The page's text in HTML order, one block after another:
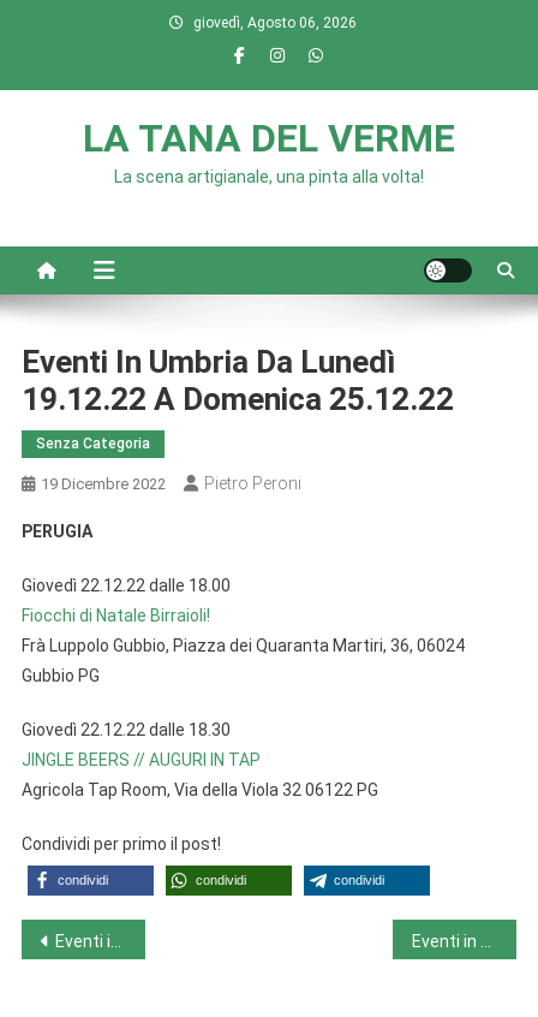
giovedì, Agosto 06, 2026
LA TANA DEL VERME
La scena artigianale, una pinta alla volta!
Eventi In Umbria Da Lunedì
19.12.22 A Domenica 25.12.22
Senza Categoria
19 Dicembre 2022 Pietro Peroni
PERUGIA
Giovedì 22.12.22 dalle 18.00
Fiocchi di Natale Birraioli!
Frà Luppolo Gubbio, Piazza dei Quaranta Martiri, 36, 06024
Gubbio PG
Giovedì 22.12.22 dalle 18.30
JINGLE BEERS // AUGURI IN TAP
Agricola Tap Room, Via della Viola 32 06122 PG
Condividi per primo il post!
condividi condividi condividi
Navigazione
Eventi in Toscana da lunedì 19.12.22 a domenica 25.12.22